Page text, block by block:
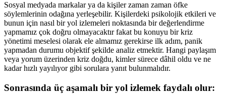
Sosyal medyada markalar ya da kişiler zaman zaman öfke
söylemlerinin odağına yerleşebilir. Kişilerdeki psikolojik etkileri ve
bunun için nasıl bir yol izlemeleri noktasında bir değerlendirme
yapmamız çok doğru olmayacaktır fakat bu konuyu bir kriz
yönetimi meselesi olarak ele almamız gerekirse ilk adım, panik
yapmadan durumu objektif şekilde analiz etmektir. Hangi paylaşım
veya yorum üzerinden kriz doğdu, kimler sürece dâhil oldu ve ne
kadar hızlı yayılıyor gibi sorulara yanıt bulunmalıdır.
Sonrasında üç aşamalı bir yol izlemek faydalı olur: